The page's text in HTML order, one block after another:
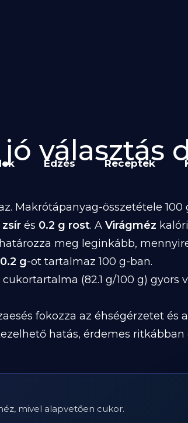
Edzés Receptek
választás
Makrótápanyag-összetétele 100
és 0.2 g rost. A Virágméz
meg leginkább,
0.2 g-ot tartalmaz 100 g-ban.
(82.1 g/100 g) gyors
fokozza az éhségérzetet és
hatás, érdemes ritkábban
mivel alapvetően cukor.